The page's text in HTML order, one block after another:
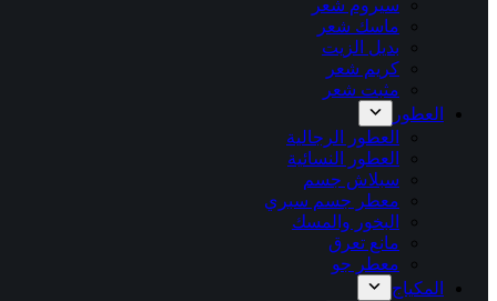
سيروم شعر
ماسك شعر
بديل الزيت
كريم شعر
مثبت شعر
العطور
العطور الرجالية
العطور النسائية
سبلاش جسم
معطر جسم سبري
البخور والمسك
مانع تعرق
معطر جو
المكياج